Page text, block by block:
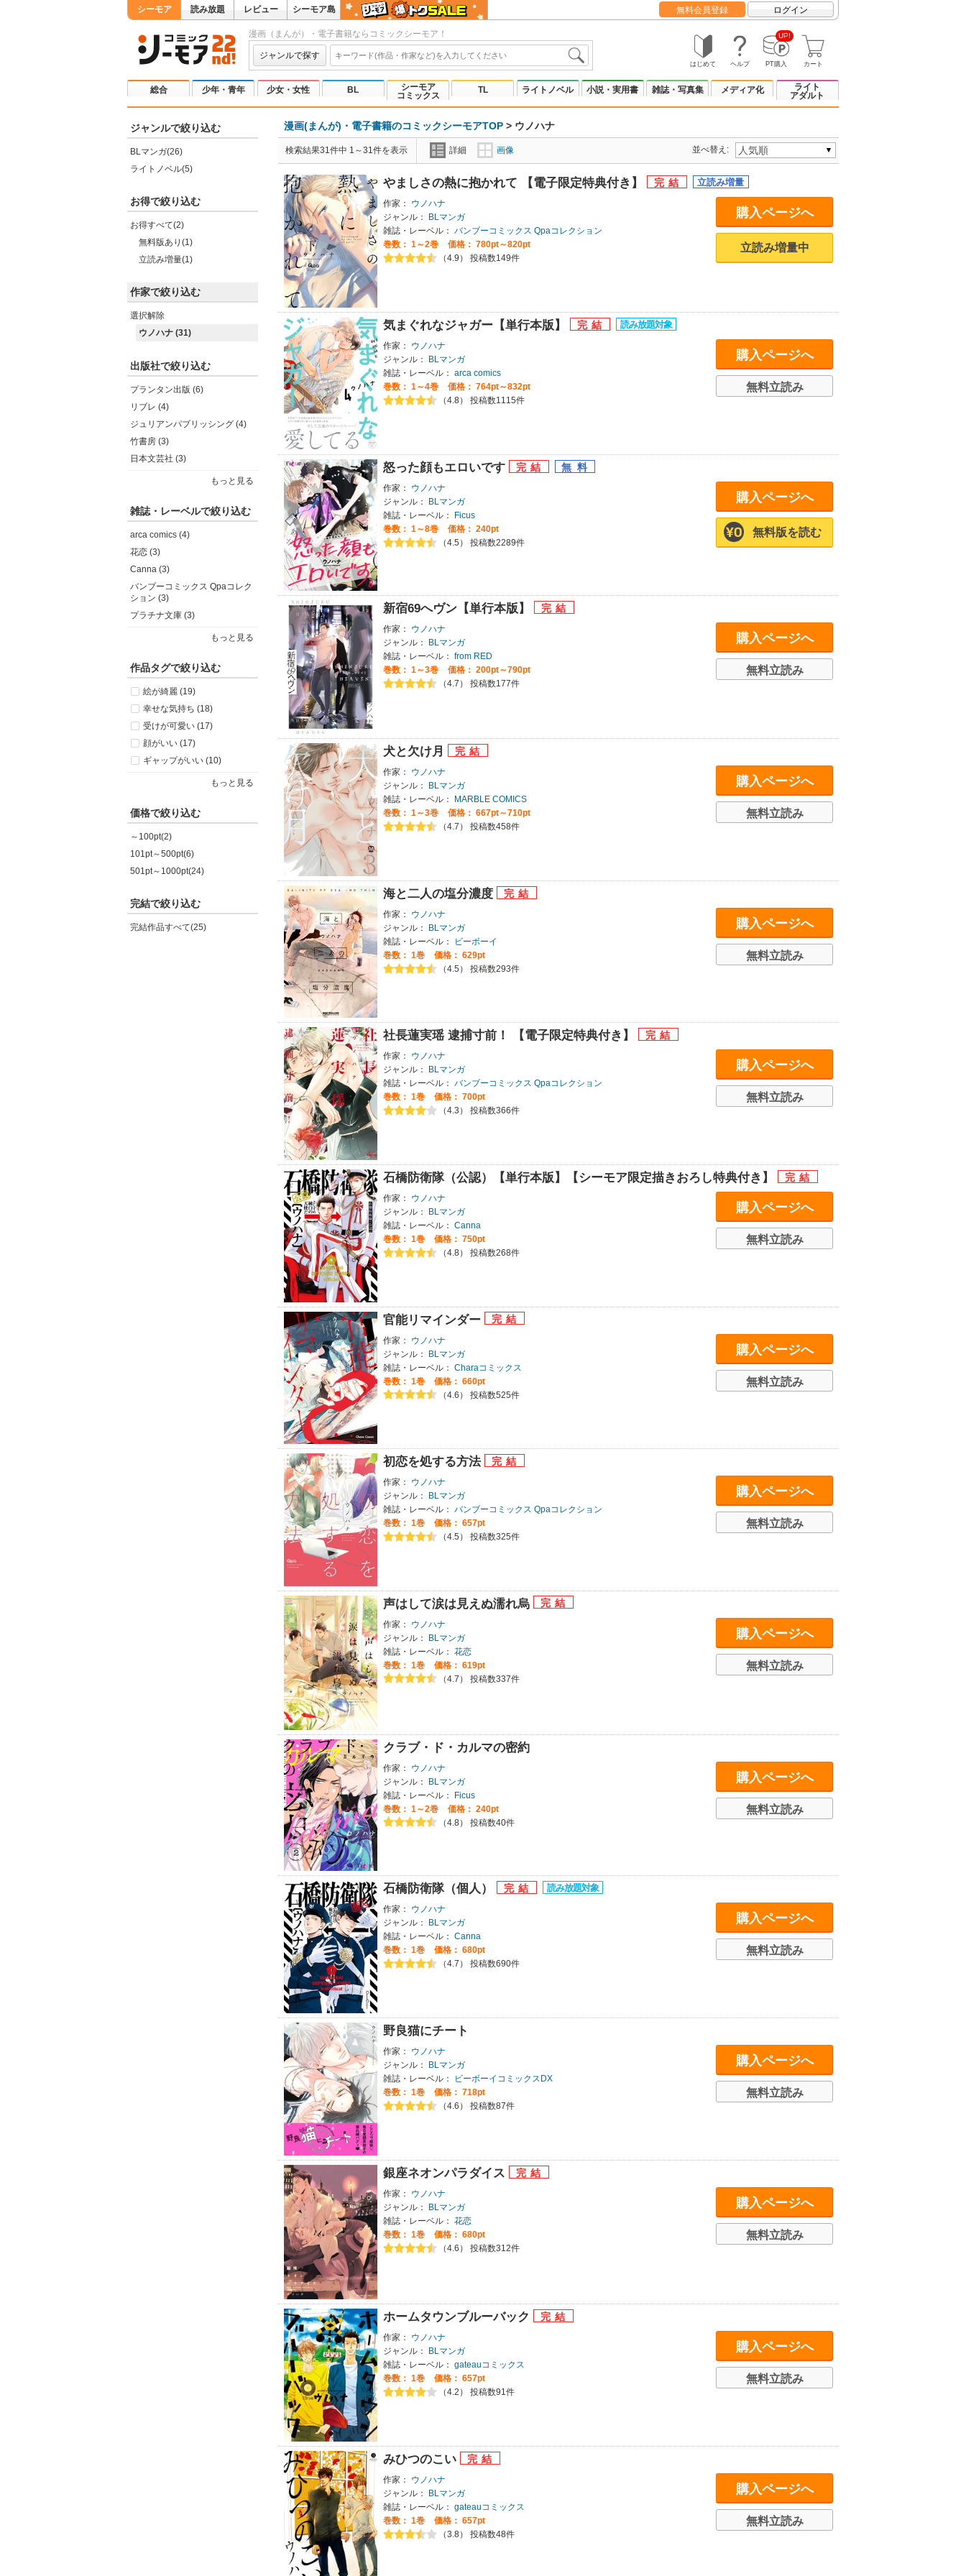
シーモア 読み放題 レビュー シーモア島 無料会員登録 ログイン
漫画（まんが）・電子書籍ならコミックシーモア！
ジャンルで探す
はじめて ヘルプ
UP!
PT購入 カート
総合 少年・青年 少女・女性 BL
シーモア
コミックス
TL ライトノベル 小説・実用書 雑誌・写真集 メディア化
ライト
アダルト
ジャンルで絞り込む
BLマンガ(26)
ライトノベル(5)
お得で絞り込む
お得すべて(2)
無料版あり(1)
立読み増量(1)
作家で絞り込む
選択解除
ウノハナ (31)
出版社で絞り込む
プランタン出版 (6)
リブレ (4)
ジュリアンパブリッシング (4)
竹書房 (3)
日本文芸社 (3)
もっと見る
雑誌・レーベルで絞り込む
arca comics (4)
花恋 (3)
Canna (3)
バンブーコミックス Qpaコレク
ション (3)
プラチナ文庫 (3)
もっと見る
作品タグで絞り込む
絵が綺麗 (19)
幸せな気持ち (18)
受けが可愛い (17)
顔がいい (17)
ギャップがいい (10)
もっと見る
価格で絞り込む
～100pt(2)
101pt～500pt(6)
501pt～1000pt(24)
完結で絞り込む
完結作品すべて(25)
漫画(まんが)・電子書籍のコミックシーモアTOP > ウノハナ
検索結果31件中 1～31件を表示 詳細 画像 並べ替え:
やましさの熱に抱かれて 【電子限定特典付き】
作家：
ウノハナ
ジャンル：
BLマンガ
雑誌・レーベル： バンブーコミックス Qpaコレクション
巻数： 1～2巻
価格： 780pt～820pt
（4.9） 投稿数149件
購入ページへ
立読み増量中
気まぐれなジャガー【単行本版】
作家：
ウノハナ
ジャンル：
BLマンガ
雑誌・レーベル： arca comics
巻数： 1～4巻
価格： 764pt～832pt
（4.8） 投稿数1115件
購入ページへ
無料立読み
怒った顔もエロいです
作家：
ウノハナ
ジャンル：
BLマンガ
雑誌・レーベル：
Ficus
巻数： 1～8巻
価格： 240pt
（4.5） 投稿数2289件
購入ページへ
無料版を読む
新宿69へヴン【単行本版】
作家：
ウノハナ
ジャンル：
BLマンガ
雑誌・レーベル： from RED
巻数： 1～3巻
価格： 200pt～790pt
（4.7） 投稿数177件
購入ページへ
無料立読み
犬と欠け月
作家：
ウノハナ
ジャンル：
BLマンガ
雑誌・レーベル：
MARBLE COMICS
巻数： 1～3巻
価格： 667pt～710pt
（4.7） 投稿数458件
購入ページへ
無料立読み
海と二人の塩分濃度
作家：
ウノハナ
ジャンル：
BLマンガ
雑誌・レーベル：
ビーボーイ
巻数： 1巻
価格： 629pt
（4.5） 投稿数293件
購入ページへ
無料立読み
社長蓮実瑶 逮捕寸前！ 【電子限定特典付き】
作家：
ウノハナ
ジャンル：
BLマンガ
雑誌・レーベル： バンブーコミックス Qpaコレクション
巻数： 1巻
価格： 700pt
（4.3） 投稿数366件
購入ページへ
無料立読み
石橋防衛隊（公認）【単行本版】【シーモア限定描きおろし特典付き】
作家：
ウノハナ
ジャンル：
BLマンガ
雑誌・レーベル： Canna
巻数： 1巻
価格： 750pt
（4.8） 投稿数268件
購入ページへ
無料立読み
官能リマインダー
作家：
ウノハナ
ジャンル：
BLマンガ
雑誌・レーベル： Charaコミックス
巻数： 1巻
価格： 660pt
（4.6） 投稿数525件
購入ページへ
無料立読み
初恋を処する方法
作家：
ウノハナ
ジャンル：
BLマンガ
雑誌・レーベル： バンブーコミックス Qpaコレクション
巻数： 1巻
価格： 657pt
（4.5） 投稿数325件
購入ページへ
無料立読み
声はして涙は見えぬ濡れ烏
作家：
ウノハナ
ジャンル：
BLマンガ
雑誌・レーベル： 花恋
巻数： 1巻
価格： 619pt
（4.7） 投稿数337件
購入ページへ
無料立読み
クラブ・ド・カルマの密約
作家：
ウノハナ
ジャンル：
BLマンガ
雑誌・レーベル：
Ficus
巻数： 1～2巻
価格： 240pt
（4.8） 投稿数40件
購入ページへ
無料立読み
石橋防衛隊（個人）
作家：
ウノハナ
ジャンル：
BLマンガ
雑誌・レーベル： Canna
巻数： 1巻
価格： 680pt
（4.7） 投稿数690件
購入ページへ
無料立読み
野良猫にチート
作家：
ウノハナ
ジャンル：
BLマンガ
雑誌・レーベル：
ビーボーイコミックスDX
巻数： 1巻
価格： 718pt
（4.6） 投稿数87件
購入ページへ
無料立読み
銀座ネオンパラダイス
作家：
ウノハナ
ジャンル：
BLマンガ
雑誌・レーベル： 花恋
巻数： 1巻
価格： 680pt
（4.6） 投稿数312件
購入ページへ
無料立読み
ホームタウンブルーバック
作家：
ウノハナ
ジャンル：
BLマンガ
雑誌・レーベル： gateauコミックス
巻数： 1巻
価格： 657pt
（4.2） 投稿数91件
購入ページへ
無料立読み
みひつのこい
作家：
ウノハナ
ジャンル：
BLマンガ
雑誌・レーベル： gateauコミックス
巻数： 1巻
価格： 657pt
（3.8） 投稿数48件
購入ページへ
無料立読み